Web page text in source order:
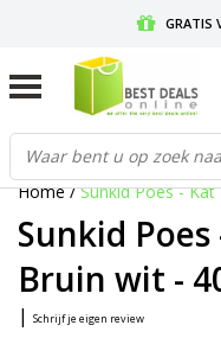
GRATIS
GRATIS
Home/Sunkid Poes -
Sunkid
Bruin wit -
| Schrijf je eigen review